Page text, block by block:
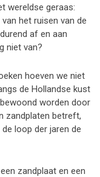
wereldse geraas:
het ruisen van de
af en aan
niet van?
hoeven we niet
de Hollandse kust
worden door
zandplaten betreft,
loop der jaren de
zandplaat en een